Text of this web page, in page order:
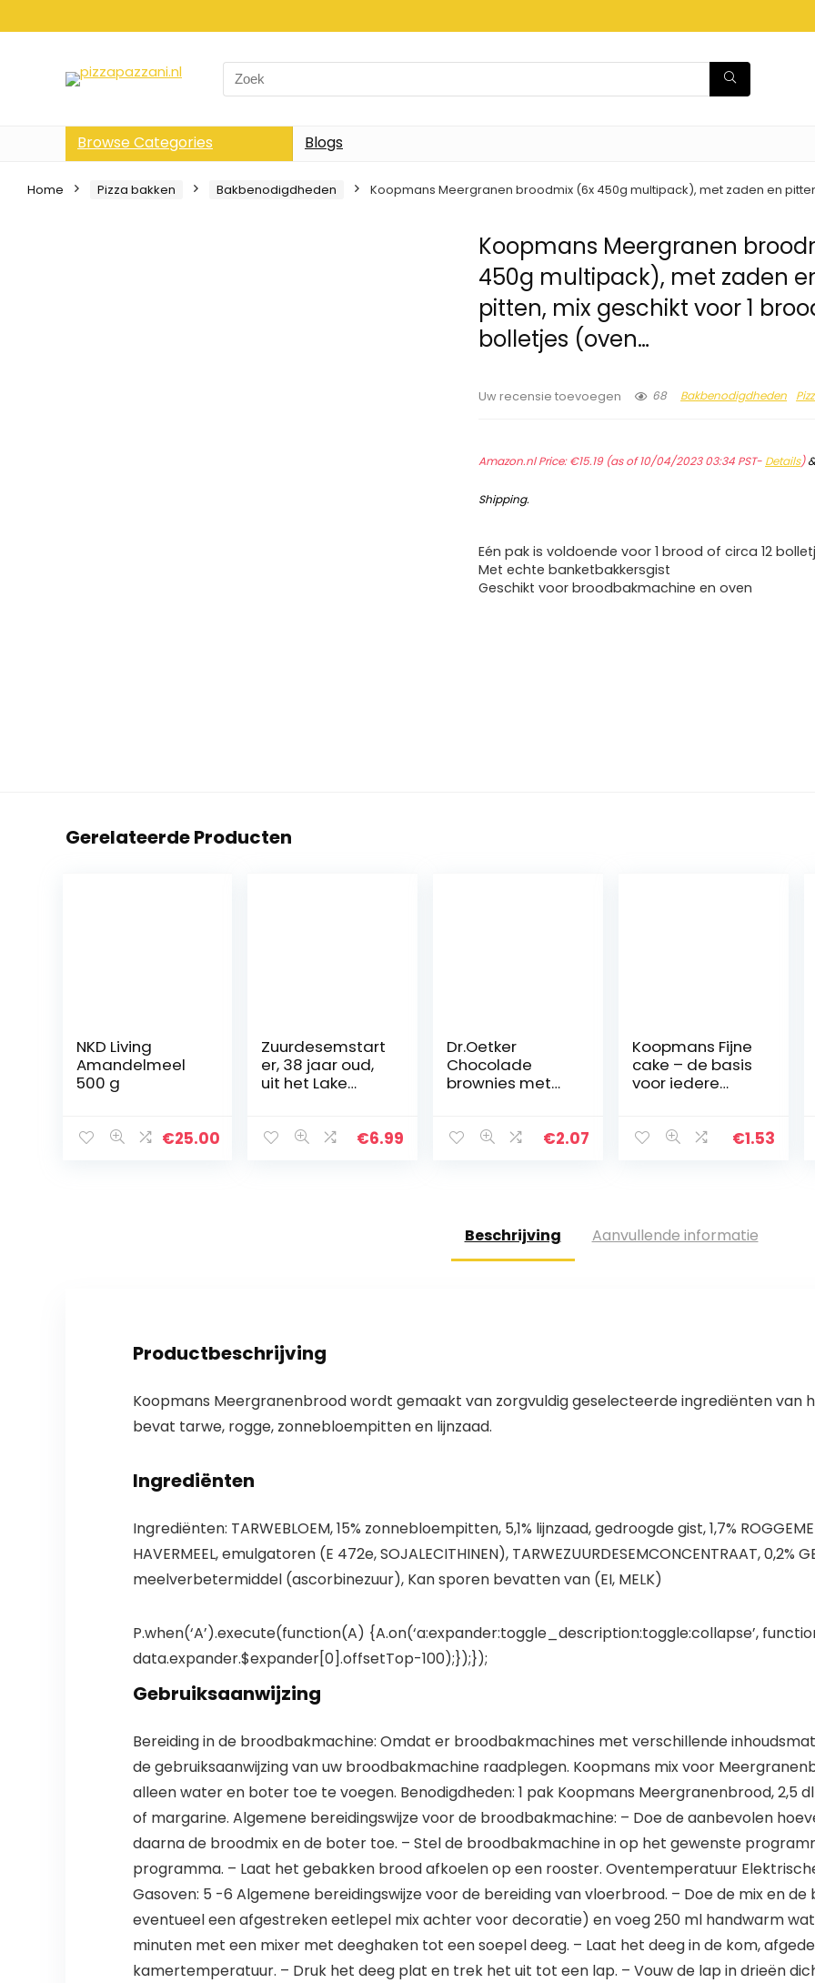
Search
for:
Browse Categories Blogs
Home Pizza bakken Bakbenodigdheden Koopmans Meergranen broodmix (6x 450g multipack), met zaden en
Koopmans Meergranen
450g multipack), met zaden
pitten, mix geschikt voor 1
bolletjes (oven…
Uw recensie toevoegen 68 Bakbenodigdheden
Amazon.nl Price:€15.19(as of 10/04/2023 03:34 PST- Details)
Shipping.
Eén pak is voldoende voor 1 brood of circa 12
Met echte banketbakkersgist
Geschikt voor broodbakmachine en oven
Gerelateerde Producten
NKD Living
Amandelmeel
500 g
€25.00
Zuurdesemstart
er, 38 jaar oud,
uit het Lake
biologisch, met
€6.99
Dr.Oetker
Chocolade
brownies met
porties (360 g)
€2.07
Koopmans Fijne
cake – de basis
voor iedere
cake (400 g) €1.53
Beschrijving Aanvullende informatie
Productbeschrijving
Koopmans Meergranenbrood wordt gemaakt van zorgvuldig geselecteerde ingrediënten van
bevat tarwe, rogge, zonnebloempitten en lijnzaad.
Ingrediënten
Ingrediënten: TARWEBLOEM, 15% zonnebloempitten, 5,1% lijnzaad, gedroogde gist, 1,7%
HAVERMEEL, emulgatoren (E 472e, SOJALECITHINEN), TARWEZUURDESEMCONCENTRAAT, 0,2%
meelverbetermiddel (ascorbinezuur), Kan sporen bevatten van (EI, MELK)
P.when(‘A’).execute(function(A) {A.on(‘a:expander:toggle_description:toggle:collapse’,
data.expander.$expander[0].offsetTop-100);});});
Gebruiksaanwijzing
Bereiding in de broodbakmachine: Omdat er broodbakmachines met verschillende
de gebruiksaanwijzing van uw broodbakmachine raadplegen. Koopmans mix voor
alleen water en boter toe te voegen. Benodigdheden: 1 pak Koopmans Meergranenbrood, 2,5
of margarine. Algemene bereidingswijze voor de broodbakmachine: – Doe de aanbevolen
daarna de broodmix en de boter toe. – Stel de broodbakmachine in op het gewenste
programma. – Laat het gebakken brood afkoelen op een rooster. Oventemperatuur
Gasoven: 5 -6 Algemene bereidingswijze voor de bereiding van vloerbrood. – Doe de mix en
eventueel een afgestreken eetlepel mix achter voor decoratie) en voeg 250 ml handwarm
minuten met een mixer met deeghaken tot een soepel deeg. – Laat het deeg in de kom,
kamertemperatuur. – Druk het deeg plat en trek het uit tot een lap. – Vouw de lap in drieën